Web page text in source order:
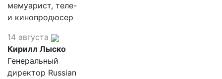
мемуарист, теле-
и кинопродюсер
14 августа
Кирилл Лыско
Генеральный
директор Russian